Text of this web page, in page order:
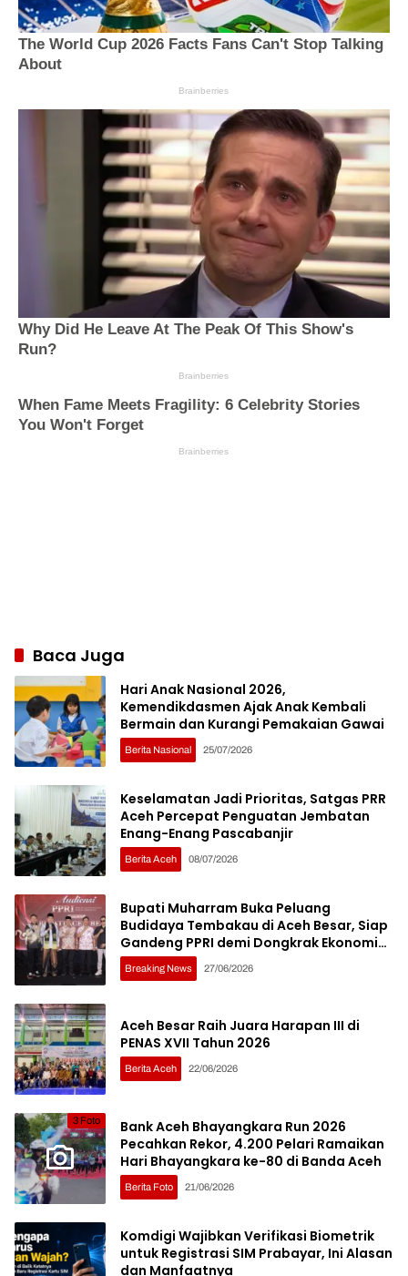
Baca Juga
Hari Anak Nasional 2026,
Kemendikdasmen Ajak Anak Kembali
Bermain dan Kurangi Pemakaian Gawai
Berita Nasional 25/07/2026
Keselamatan Jadi Prioritas, Satgas PRR
Aceh Percepat Penguatan Jembatan
Enang-Enang Pascabanjir
Berita Aceh 08/07/2026
Bupati Muharram Buka Peluang
Budidaya Tembakau di Aceh Besar, Siap
Gandeng PPRI demi Dongkrak Ekonomi
Petani
Breaking News 27/06/2026
Aceh Besar Raih Juara Harapan III di
PENAS XVII Tahun 2026
Berita Aceh 22/06/2026
3 Foto
Bank Aceh Bhayangkara Run 2026
Pecahkan Rekor, 4.200 Pelari Ramaikan
Hari Bhayangkara ke-80 di Banda Aceh
Berita Foto 21/06/2026
Komdigi Wajibkan Verifikasi Biometrik
untuk Registrasi SIM Prabayar, Ini Alasan
dan Manfaatnya